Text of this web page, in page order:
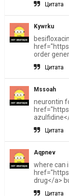
Цитата
Kywrku
order
Цитата
Mssoah
neurontin
Цитата
Aqpnev
where can
drug</a>
Цитата